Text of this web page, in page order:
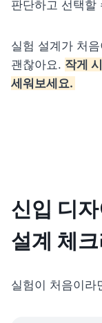
판단하고 선택할
실험 설계가 처
괜찮아요. 작게
세워보세요.
신입 디
설계 체
실험이 처음이라